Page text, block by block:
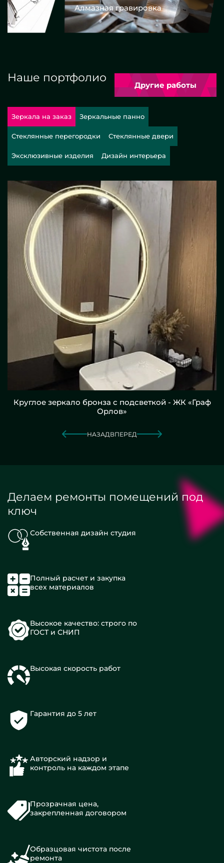
Алмазная гравировка
Наше портфолио
Другие работы
Зеркала на заказ Зеркальные панно
Стеклянные перегородки Стеклянные двери
Эксклюзивные изделия Дизайн интерьера
Круглое зеркало бронза с подсветкой - ЖК «Граф
Орлов»
НАЗАД ВПЕРЕД
Делаем ремонты помещений под
ключ
Собственная дизайн студия
Полный расчет и закупка
всех материалов
Высокое качество: строго по
ГОСТ и СНИП
Высокая скорость работ
Гарантия до 5 лет
Авторский надзор и
контроль на каждом этапе
Прозрачная цена,
закрепленная договором
Образцовая чистота после
ремонта